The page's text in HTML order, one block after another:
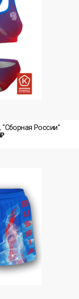
"Сборная России"